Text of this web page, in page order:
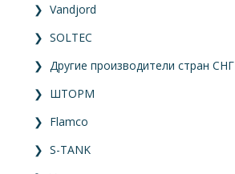
❯ Vandjord
❯ SOLTEC
❯ Другие производители стран СНГ
❯ ШТОРМ
❯ Flamco
❯ S-TANK